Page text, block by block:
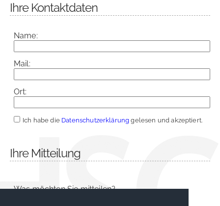
Ihre Kontaktdaten
Name:
Mail:
Ort:
Ich habe die Datenschutzerklärung gelesen und akzeptiert.
Ihre Mitteilung
Was möchten Sie mitteilen?